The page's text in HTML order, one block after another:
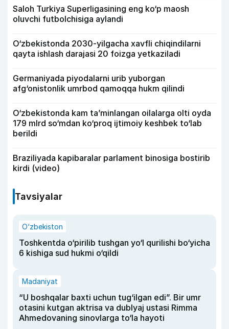
Saloh Turkiya Superligasining eng ko‘p maosh
oluvchi futbolchisiga aylandi
O‘zbekistonda 2030-yilgacha xavfli chiqindilarni
qayta ishlash darajasi 20 foizga yetkaziladi
Germaniyada piyodalarni urib yuborgan
afg‘onistonlik umrbod qamoqqa hukm qilindi
O‘zbekistonda kam ta’minlangan oilalarga olti oyda
179 mlrd so‘mdan ko‘proq ijtimoiy keshbek to‘lab
berildi
Braziliyada kapibaralar parlament binosiga bostirib
kirdi (video)
Tavsiyalar
O‘zbekiston
Toshkentda o‘pirilib tushgan yo‘l qurilishi bo‘yicha
6 kishiga sud hukmi o‘qildi
Madaniyat
“U boshqalar baxti uchun tug‘ilgan edi”. Bir umr
otasini kutgan aktrisa va dublyaj ustasi Rimma
Ahmedovaning sinovlarga to‘la hayoti